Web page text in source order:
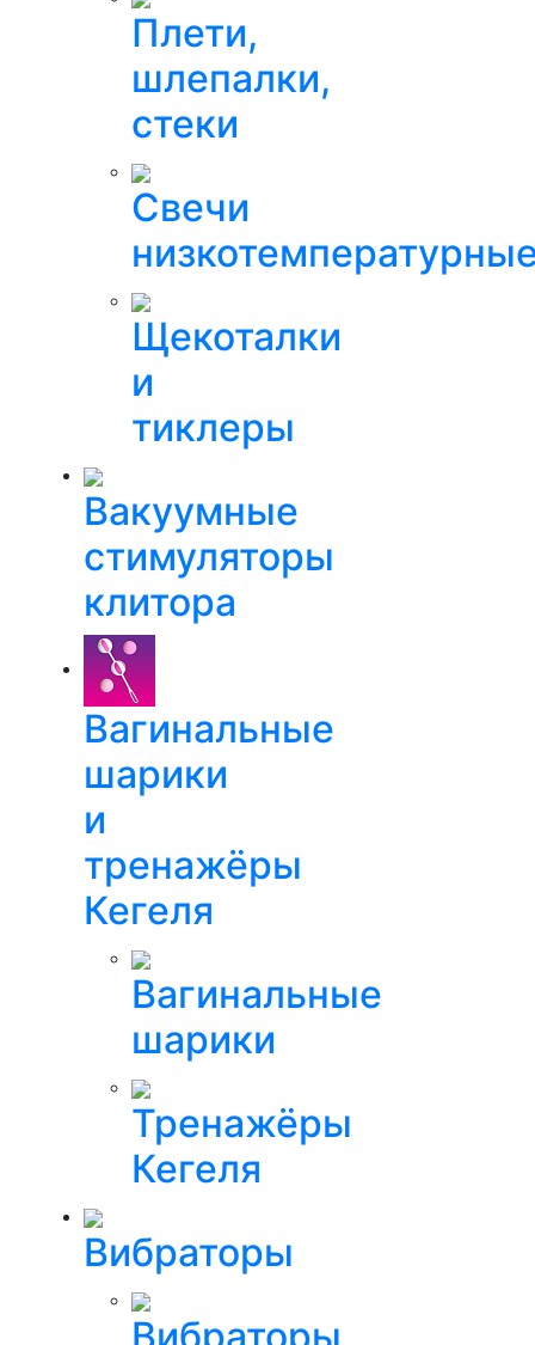
Плети,
шлепалки,
стеки
Свечи
Щекоталки
и
тиклеры
Вакуумные
стимуляторы
клитора
Вагинальные
шарики
и
тренажёры
Кегеля
Вагинальные
шарики
Тренажёры
Кегеля
Вибраторы